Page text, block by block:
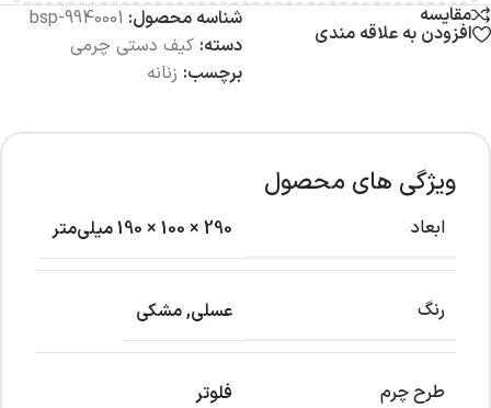
مقایسه
افزودن به علاقه مندی
شناسه محصول: bsp-9940001
دسته: کیف دستی چرمی
برچسب: زنانه
ویژگی های محصول
ابعاد 290 × 100 × 190 میلی‌متر
رنگ عسلی,مشکی
طرح چرم فلوتر